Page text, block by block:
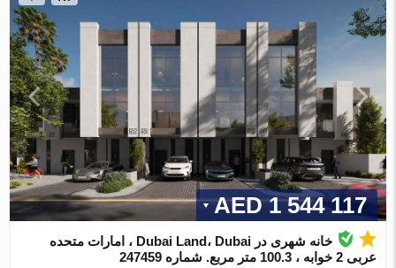
1 544 117 AED
خانه شهری در Dubai Land، Dubai ، امارات متحده
عربی 2 خوابه ، 100.3 متر مربع. شماره 247459